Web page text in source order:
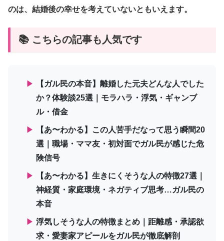
のは、結婚後の幸せを考えていないともいえます。
📚 こちらの記事も人気です
▶
【ガル民の本音】離婚した元夫どんな人でした
か？体験談25選｜モラハラ・浮気・ギャンブ
ル・借金
▶
【あ〜わかる】この人苦手だなって思う瞬間20
選｜職場・ママ友・初対面でガル民が感じた危
険信号
▶
【あ〜わかる】生きにくそうな人の特徴27選｜
神経質・家庭環境・ネガティブ思考…ガル民の
本音
▶ 浮気しそうな人の特徴まとめ｜距離感・承認欲
求・愛妻家アピールをガル民が徹底解剖